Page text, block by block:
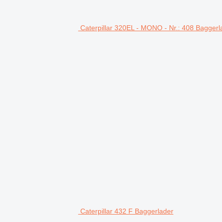
bei allen Fragen zur Seite
dienen nicht als zugesicherte Eigenschaften. Der Verkäufer
Caterpillar 320EL - MONO - Nr.: 408
Caterpillar 432 F Baggerlader